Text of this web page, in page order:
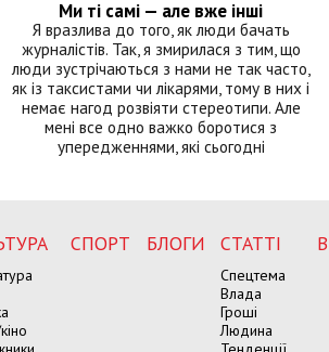
Ми ті самі — але вже інші
Я вразлива до того, як люди бачать
журналістів. Так, я змирилася з тим, що
люди зустрічаються з нами не так часто,
як із таксистами чи лікарями, тому в них і
немає нагод розвіяти стереотипи. Але
мені все одно важко боротися з
упередженнями, які сьогодні
СПОРТ БЛОГИ СТАТТІ
Спецтема
Влада
Гроші
Людина